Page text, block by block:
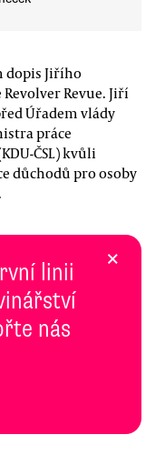
dopis Jiřího
Revue. Jiří
Úřadem vlády
práce
ČSL) kvůli
důchodů pro osoby
linii
nás
×